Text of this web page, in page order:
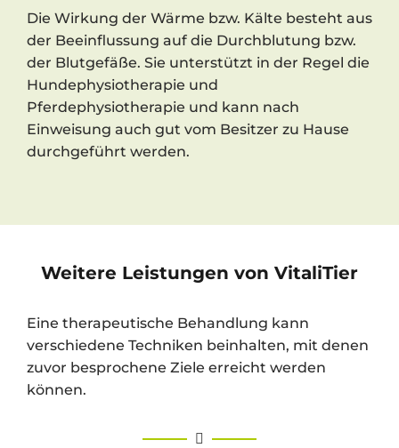
Die Wirkung der Wärme bzw. Kälte besteht aus
der Beeinflussung auf die Durchblutung bzw.
der Blutgefäße. Sie unterstützt in der Regel die
Hundephysiotherapie und
Pferdephysiotherapie und kann nach
Einweisung auch gut vom Besitzer zu Hause
durchgeführt werden.
Weitere Leistungen von VitaliTier
Eine therapeutische Behandlung kann
verschiedene Techniken beinhalten, mit denen
zuvor besprochene Ziele erreicht werden
können.